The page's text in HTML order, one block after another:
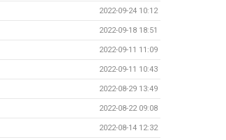
2022-09-24 10:12
2022-09-18 18:51
2022-09-11 11:09
2022-09-11 10:43
2022-08-29 13:49
2022-08-22 09:08
2022-08-14 12:32